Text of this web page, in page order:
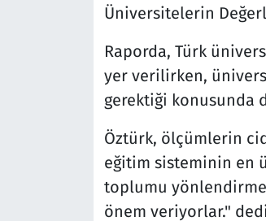
Üniversitelerin
Raporda, Türk
yer verilirken,
gerektiği konusunda
Öztürk, ölçümlerin
eğitim sisteminin en
toplumu yönlendirme
önem veriyorlar."